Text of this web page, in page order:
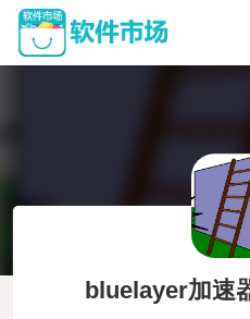
bluelayer加速